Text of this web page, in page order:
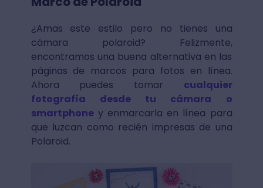
¿Amas este estilo pero no tienes una
cámara polaroid? Felizmente,
encontramos una buena alternativa en las
páginas de marcos para fotos en línea.
Ahora puedes tomar cualquier
fotografía desde tu cámara o
smartphoney enmarcarla en línea para
que luzcan como recién impresas de una
Polaroid.